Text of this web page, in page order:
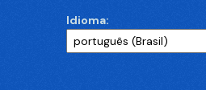
Idioma